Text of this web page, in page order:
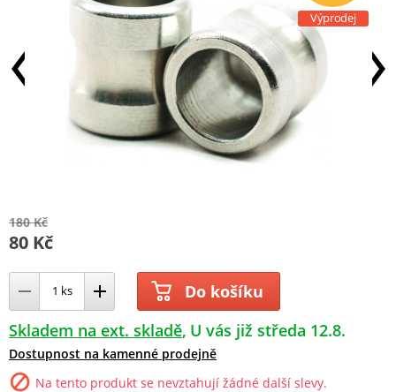
Výprodej
180 Kč
80 Kč
Do košíku
Skladem na ext. skladě U vás již středa 12.8.
Dostupnost na kamenné prodejně
Na tento produkt se nevztahují žádné další slevy.